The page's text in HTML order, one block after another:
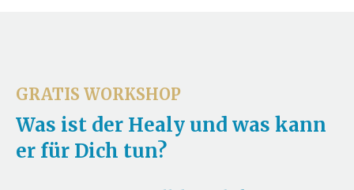
GRATIS WORKSHOP
Was ist der Healy und was kann
er für Dich tun?